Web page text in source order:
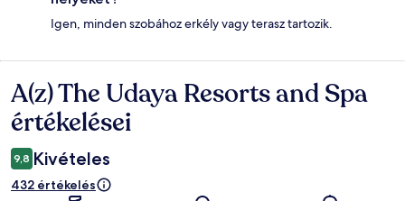
Igen, minden szobához erkély vagy terasz tartozik.
Értékelések
A(z) The Udaya Resorts and Spa
értékelései
9,8 Kivételes
432 értékelés